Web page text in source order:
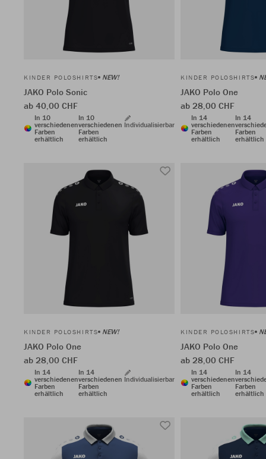
KINDER POLOSHIRTS NEW!
JAKO Polo Sonic
ab 40,00 CHF
In 10
verschiedenen
Farben
erhältlich
In 10
verschiedenen
Farben
erhältlich
Individualisierbar
KINDER POLOSHIRTS
JAKO Polo One
ab 28,00 CHF
In 14
verschiedenen
Farben
erhältlich
In 14
Farben
erhältlich
KINDER POLOSHIRTS NEW!
JAKO Polo One
ab 28,00 CHF
In 14
verschiedenen
Farben
erhältlich
In 14
verschiedenen
Farben
erhältlich
Individualisierbar
KINDER POLOSHIRTS
JAKO Polo One
ab 28,00 CHF
In 14
verschiedenen
Farben
erhältlich
In 14
Farben
erhältlich